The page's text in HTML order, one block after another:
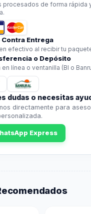
procesados de forma rápida
MasterCard
Contra Entrega
efectivo al recibir tu
o Depósito
en línea o ventanilla (BI o
dudas o necesitas
directamente para
Express